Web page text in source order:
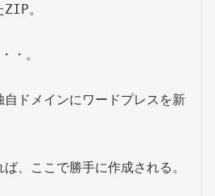
。
・。
自ドメインにワードプレスを新
、ここで勝手に作成される。